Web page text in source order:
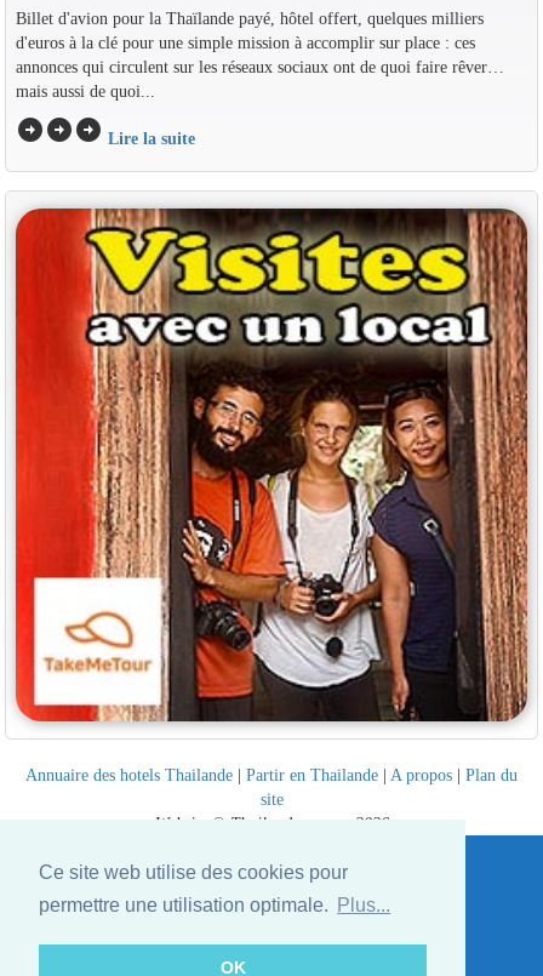
Ce site web utilise des cookies pour
permettre une utilisation optimale.
Plus...
OK
Billet d'avion pour la Thaïlande payé, hôtel offert, quelques milliers
d'euros à la clé pour une simple mission à accomplir sur place : ces
annonces qui circulent sur les réseaux sociaux ont de quoi faire rêver…
mais aussi de quoi...
arrow_circle_rightarrow_circle_rightarrow_circle_right Lire la suite
Annuaire des hotels Thailande | Partir en Thailande | A propos | Plan du
site
Website © Thailandee.com - 2026